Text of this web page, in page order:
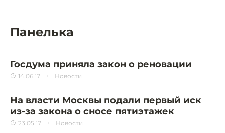
Панелька
Госдума приняла закон о реновации
14.06.17 Новости
На власти Москвы подали первый иск
из-за закона о сносе пятиэтажек
23.05.17 Новости